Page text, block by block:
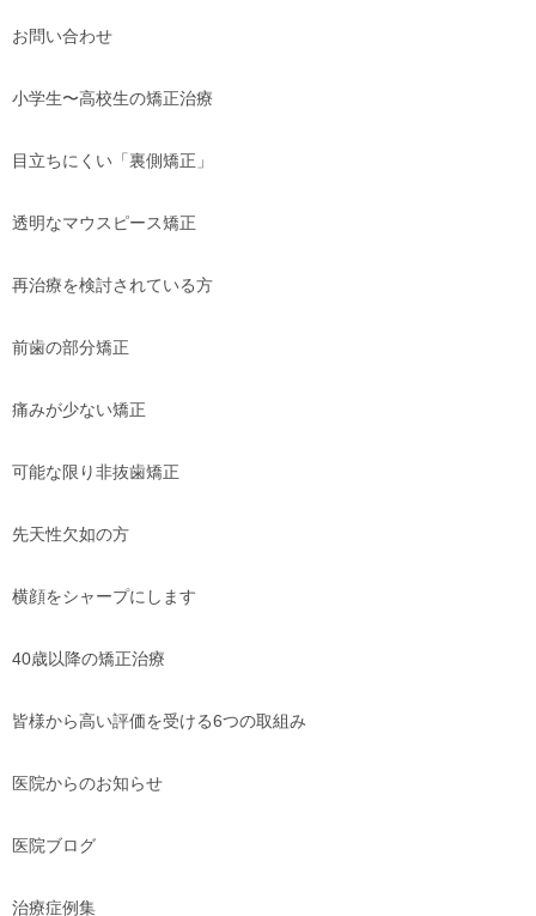
お問い合わせ
小学生〜高校生の矯正治療
目立ちにくい「裏側矯正」
透明なマウスピース矯正
再治療を検討されている方
前歯の部分矯正
痛みが少ない矯正
可能な限り非抜歯矯正
先天性欠如の方
横顔をシャープにします
40歳以降の矯正治療
皆様から高い評価を受ける6つの取組み
医院からのお知らせ
医院ブログ
治療症例集